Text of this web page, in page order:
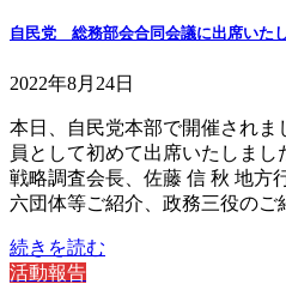
自民党 総務部会合同会議に出席いたし
2022年8月24日
本日、自民党本部で開催され
員として初めて出席いたしま
戦略調査会長、佐藤 信 秋 地方
六団体等ご紹介、政務三役の
続きを読む
活動報告